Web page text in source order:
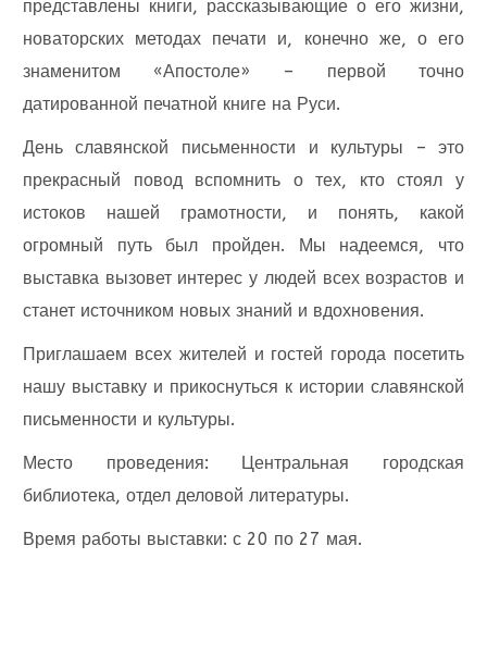
представлены книги, рассказывающие о его жизни,
новаторских методах печати и, конечно же, о его
знаменитом «Апостоле» – первой точно
датированной печатной книге на Руси.
День славянской письменности и культуры – это
прекрасный повод вспомнить о тех, кто стоял у
истоков нашей грамотности, и понять, какой
огромный путь был пройден. Мы надеемся, что
выставка вызовет интерес у людей всех возрастов и
станет источником новых знаний и вдохновения.
Приглашаем всех жителей и гостей города посетить
нашу выставку и прикоснуться к истории славянской
письменности и культуры.
Место проведения: Центральная городская
библиотека, отдел деловой литературы.
Время работы выставки: с 20 по 27 мая.